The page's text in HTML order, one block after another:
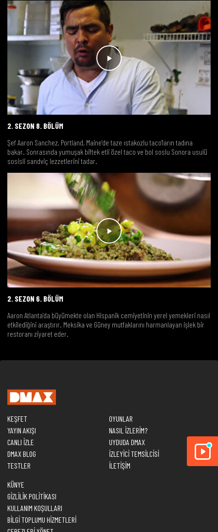
2. SEZON 8. BÖLÜM
Şef Aaron Sanchez, Portland, Maine'de taze ıstakozlu taco'ların tadına
bakar. Sonrasında yumuşak biftek etli özel taco ve bol soslu Sonora usulü
sosisli sandviç lezzetlerini tadar.
2. SEZON 6. BÖLÜM
Aaron Atlanta'da büyümekte olan Hispanik cemiyetinin yerel yemekleri nasıl
etkilediğini araştırır. Meksika ve Güney mutfaklarını harmanlayan işlek bir
restoranı ziyaret eder.
KEŞFET
YAYIN AKIŞI
CANLI İZLE
DMAX BLOG
TESTLER
OYUNLAR
NASIL İZLERİM?
UYDUDA DMAX
İZLEYİCİ TEMSİLCİSİ
İLETİŞİM
KÜNYE
GİZLİLİK POLİTİKASI
KULLANIM KOŞULLARI
BİLGİ TOPLUMU HİZMETLERİ